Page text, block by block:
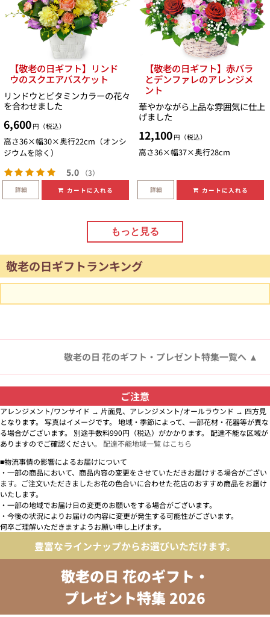
【敬老の日ギフト】リンド
ウのスクエアバスケット
リンドウとビタミンカラーの花々
を合わせました
6,600 円（税込）
高さ36×幅30×奥行22cm（オンシ
ジウムを除く）
5.0 （3）
詳細 カートに入れる
【敬老の日ギフト】赤バラ
とデンファレのアレンジメ
ント
華やかながら上品な雰囲気に仕上
げました
12,100 円（税込）
高さ36×幅37×奥行28cm
詳細 カートに入れる
もっと見る
敬老の日ギフトランキング
敬老の日 花のギフト・プレゼント特集一覧へ
ご注意
アレンジメント/ワンサイド → 片面見、アレンジメント/オールラウンド → 四方見
となります。 写真はイメージです。 地域・季節によって、一部花材・花器等が異な
る場合がございます。 別途手数料990円（税込）がかかります。 配達不能な区域が
ありますのでご確認ください。 配達不能地域一覧 はこちら
■物流事情の影響によるお届けについて
・一部の商品において、商品内容の変更をさせていただきお届けする場合がござい
ます。ご注文いただきましたお花の色合いに合わせた花店のおすすめ商品をお届け
いたします。
・一部の地域でお届け日の変更のお願いをする場合がございます。
・今後の状況によりお届けの内容に変更が発生する可能性がございます。
何卒ご理解いただきますようお願い申し上げます。
豊富なラインナップからお選びいただけます。
敬老の日 花のギフト・
プレゼント特集 2026